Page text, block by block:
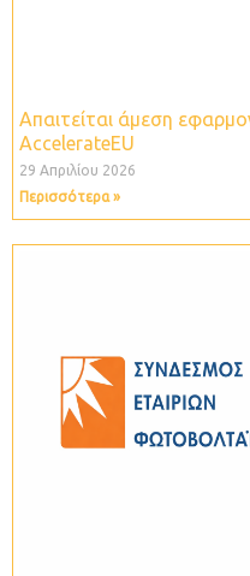
Απαιτείται άμεση
ΑccelerateEU
29 Απριλίου 2026
Περισσότερα »